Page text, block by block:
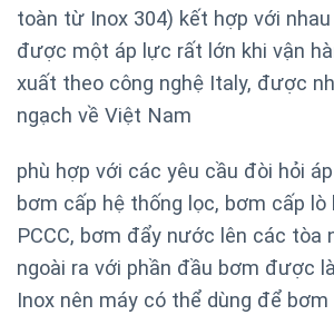
toàn từ Inox 304) kết hợp với
được một áp lực rất lớn khi vận
xuất theo công nghệ Italy, được
ngạch về Việt Nam
phù hợp với các yêu cầu đòi hỏi
bơm cấp hệ thống lọc, bơm cấp lò
PCCC, bơm đẩy nước lên các tòa
ngoài ra với phần đầu bơm được
Inox nên máy có thể dùng để